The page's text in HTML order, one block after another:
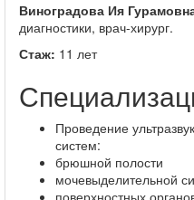
Виноградова Ия
диагностики, врач-хирург.
Стаж: 11 лет
Проведение
систем:
брюшной полости
мочевыделительной